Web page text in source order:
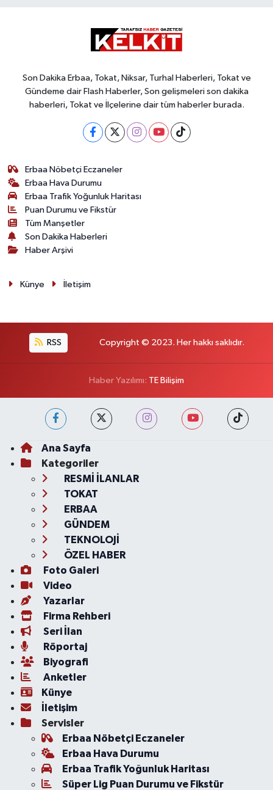
Son Dakika Erbaa, Tokat, Niksar, Turhal Haberleri, Tokat ve
Gündeme dair Flash Haberler, Son gelişmeleri son dakika
haberleri, Tokat ve İlçelerine dair tüm haberler burada.
Erbaa Nöbetçi Eczaneler
Erbaa Hava Durumu
Erbaa Trafik Yoğunluk Haritası
Puan Durumu ve Fikstür
Tüm Manşetler
Son Dakika Haberleri
Haber Arşivi
Künye İletişim
RSS Copyright © 2023. Her hakkı saklıdır.
Haber Yazılımı: TE Bilişim
Ana Sayfa
Kategoriler
RESMİ İLANLAR
TOKAT
ERBAA
GÜNDEM
TEKNOLOJİ
ÖZEL HABER
Foto Galeri
Video
Yazarlar
Firma Rehberi
Seri İlan
Röportaj
Biyografi
Anketler
Künye
İletişim
Servisler
Erbaa Nöbetçi Eczaneler
Erbaa Hava Durumu
Erbaa Trafik Yoğunluk Haritası
Süper Lig Puan Durumu ve Fikstür